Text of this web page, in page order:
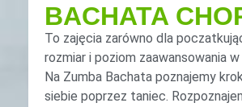
BACHATA
To zajęcia zarówno dla
rozmiar i poziom zaawansowania
Na Zumba Bachata poznajemy
siebie poprzez taniec.